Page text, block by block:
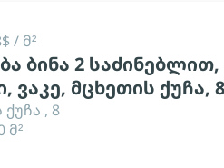
/ მ²
ბინა 2 საძინებლით,
ვაკე, მცხეთის ქუჩა, 8
, 8
მ²